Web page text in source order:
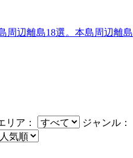
周辺離島18選。本島周辺離島
リア：
ジャンル：